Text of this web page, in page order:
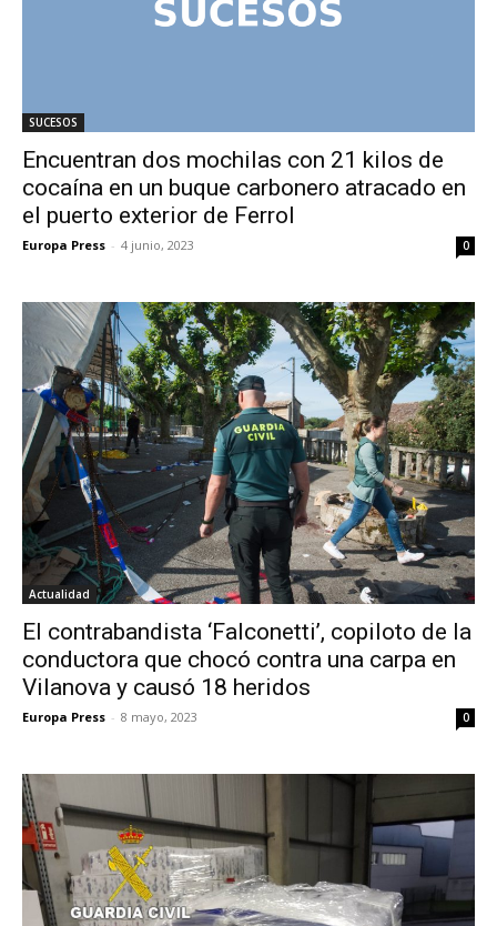
SUCESOS
Encuentran dos mochilas con 21 kilos de
cocaína en un buque carbonero atracado en
el puerto exterior de Ferrol
Europa Press - 4 junio, 2023 0
Actualidad
El contrabandista ‘Falconetti’, copiloto de la
conductora que chocó contra una carpa en
Vilanova y causó 18 heridos
Europa Press - 8 mayo, 2023 0